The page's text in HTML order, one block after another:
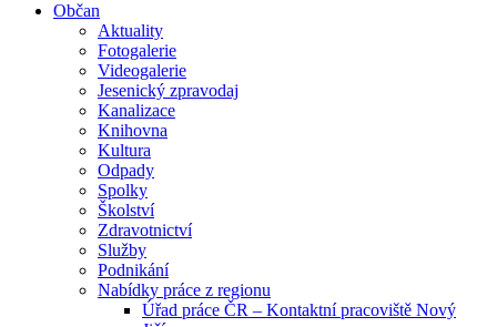
Občan
Aktuality
Fotogalerie
Videogalerie
Jesenický zpravodaj
Kanalizace
Knihovna
Kultura
Odpady
Spolky
Školství
Zdravotnictví
Služby
Podnikání
Nabídky práce z regionu
Úřad práce ČR – Kontaktní pracoviště Nový